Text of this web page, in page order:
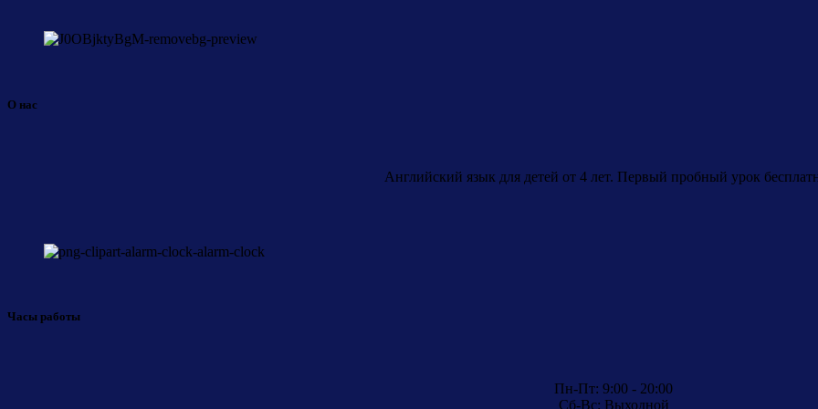
О нас
Английский язык для детей от 4 лет. Первый пробный урок
Часы работы
Пн-Пт: 9:00 - 20:00
Сб-Вс: Выходной